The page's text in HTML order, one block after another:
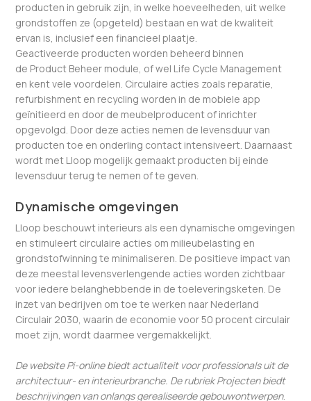
producten in gebruik zijn, in welke hoeveelheden, uit welke
grondstoffen ze (opgeteld) bestaan en wat de kwaliteit
ervan is, inclusief een financieel plaatje.
Geactiveerde producten worden beheerd binnen
de Product Beheer module, of wel Life Cycle Management
en kent vele voordelen. Circulaire acties zoals reparatie,
refurbishment en recycling worden in de mobiele app
geïnitieerd en door de meubelproducent of inrichter
opgevolgd. Door deze acties nemen de levensduur van
producten toe en onderling contact intensiveert. Daarnaast
wordt met Lloop mogelijk gemaakt producten bij einde
levensduur terug te nemen of te geven.
Dynamische omgevingen
Lloop beschouwt interieurs als een dynamische omgevingen
en stimuleert circulaire acties om milieubelasting en
grondstofwinning te minimaliseren. De positieve impact van
deze meestal levensverlengende acties worden zichtbaar
voor iedere belanghebbende in de toeleveringsketen. De
inzet van bedrijven om toe te werken naar Nederland
Circulair 2030, waarin de economie voor 50 procent circulair
moet zijn, wordt daarmee vergemakkelijkt.
De website Pi-online biedt actualiteit voor professionals uit de
architectuur- en interieurbranche. De rubriek Projecten biedt
beschrijvingen van onlangs gerealiseerde gebouwontwerpen.